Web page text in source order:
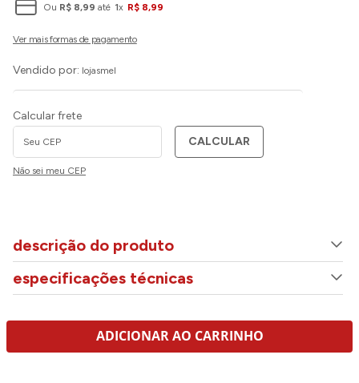
Ou R$ 8,99 até 1x R$ 8,99
Vendido por: lojasmel
Calcular frete
CALCULAR
Não sei meu CEP
descrição do produto
especificações técnicas
ADICIONAR AO CARRINHO